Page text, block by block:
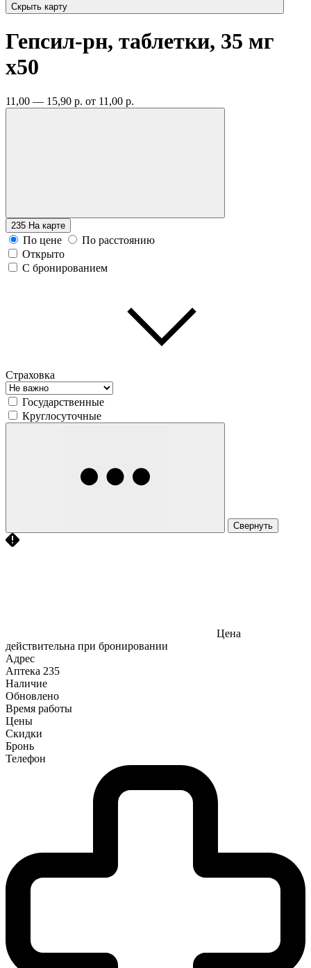
Скрыть карту
Гепсил-рн, таблетки, 35 мг
x50
11,00 — 15,90 р. от 11,00 р.
235 На карте
По цене
По расстоянию
Открыто
С бронированием
Страховка
Государственные
Круглосуточные
Свернуть
Цена
действительна при бронировании
Адрес
Аптека 235
Наличие
Обновлено
Время работы
Цены
Скидки
Бронь
Телефон